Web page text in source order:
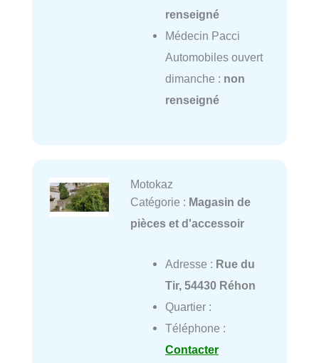
renseigné
Médecin Pacci
Automobiles ouvert
dimanche : non
renseigné
Motokaz
Catégorie : Magasin de
pièces et d'accessoir
Adresse : Rue du
Tir, 54430 Réhon
Quartier :
Téléphone :
Contacter